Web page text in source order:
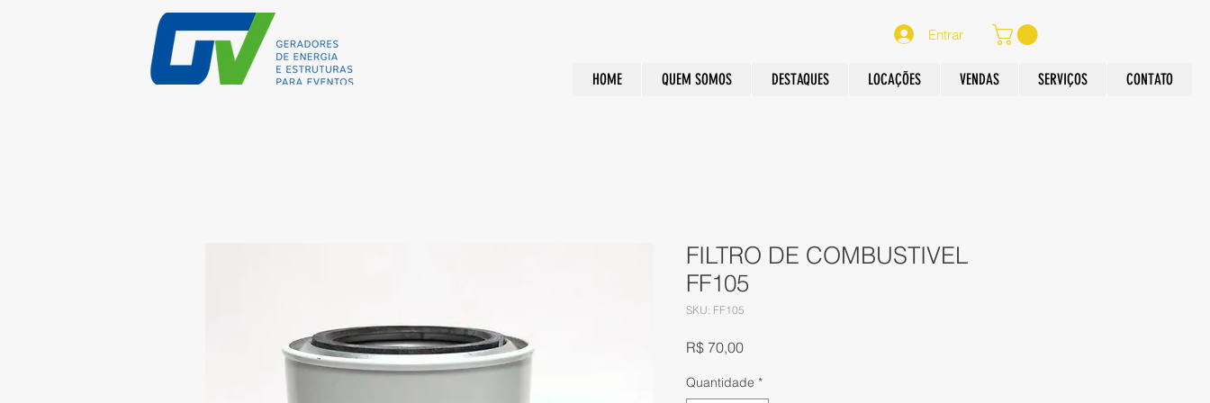
HOME QUEM SOMOS DESTAQUES LOCAÇÕES VENDAS SERVIÇOS CONTATO
Entrar
FILTRO DE COMBUSTIVEL
FF105
SKU: FF105
R$ 70,00Preço
Quantidade *